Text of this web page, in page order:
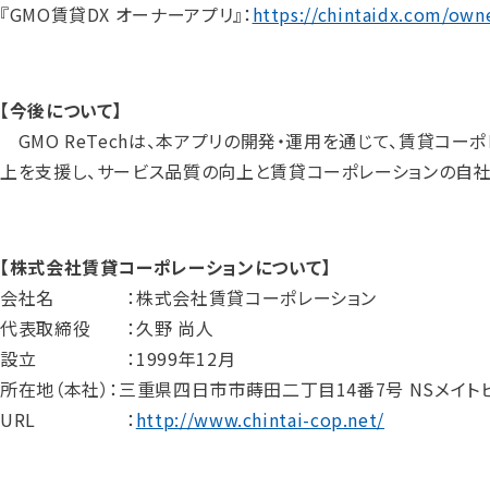
『GMO賃貸DX オーナーアプリ』： https://chintaidx.com/
【今後について】
GMO ReTechは、本アプリの開発・運用を通じて、賃貸コー
上を支援し、サービス品質の向上と賃貸コーポレーションの自
【株式会社賃貸コーポレーションについて】
会社名 ：株式会社賃貸コーポレーション
代表取締役 ：久野 尚人
設立 ：1999年12月
所在地（本社）：三重県四日市市蒔田二丁目14番7号 NSメイト
URL ： http://www.chintai-cop.net/